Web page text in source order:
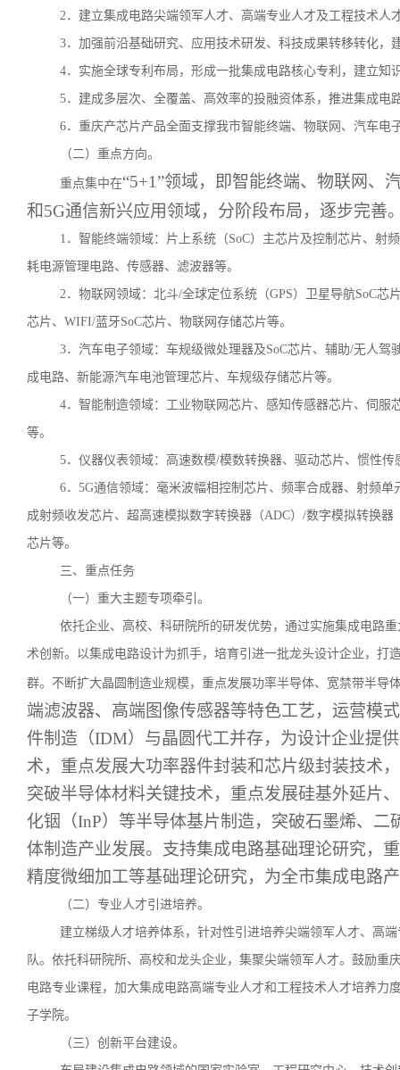
2．建立集成电路尖端领军人才、高端专业人才及工程技术人
3．加强前沿基础研究、应用技术研发、科技成果转移转化
4．实施全球专利布局，形成一批集成电路核心专利，建立
5．建成多层次、全覆盖、高效率的投融资体系，推进集成
6．重庆产芯片产品全面支撑我市智能终端、物联网、汽车电
（二）重点方向。
重点集中在“5+1”领域，即智能终端、物联网、
和5G通信新兴应用领域，分阶段布局，逐步完善
1．智能终端领域：片上系统（SoC）主芯片及控制芯片、射
耗电源管理电路、传感器、滤波器等。
2．物联网领域：北斗/全球定位系统（GPS）卫星导航SoC
芯片、WIFI/蓝牙SoC芯片、物联网存储芯片等。
3．汽车电子领域：车规级微处理器及SoC芯片、辅助/无人
成电路、新能源汽车电池管理芯片、车规级存储芯片等。
4．智能制造领域：工业物联网芯片、感知传感器芯片、伺
等。
5．仪器仪表领域：高速数模/模数转换器、驱动芯片、惯性
6．5G通信领域：毫米波幅相控制芯片、频率合成器、射频
成射频收发芯片、超高速模拟数字转换器（ADC）/数字模拟转换
芯片等。
三、重点任务
（一）重大主题专项牵引。
依托企业、高校、科研院所的研发优势，通过实施集成电路
术创新。以集成电路设计为抓手，培育引进一批龙头设计企业，打
群。不断扩大晶圆制造业规模，重点发展功率半导体、宽禁带半导
端滤波器、高端图像传感器等特色工艺，运营模
件制造（IDM）与晶圆代工并存，为设计企业提
术，重点发展大功率器件封装和芯片级封装技术
突破半导体材料关键技术，重点发展硅基外延片
化铟（InP）等半导体基片制造，突破石墨烯、
体制造产业发展。支持集成电路基础理论研究，
精度微细加工等基础理论研究，为全市集成电路
（二）专业人才引进培养。
建立梯级人才培养体系，针对性引进培养尖端领军人才、高
队。依托科研院所、高校和龙头企业，集聚尖端领军人才。鼓励
电路专业课程，加大集成电路高端专业人才和工程技术人才培养
子学院。
（三）创新平台建设。